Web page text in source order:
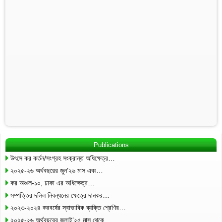
Publications
উৎসে কর কর্তন/সংগ্রহ সংক্রান্ত অধিক্ষেত্র…
২০২৫-২৬ অর্থবছরের জুন’২৬ মাস এবং…
কর অঞ্চল-১০, ঢাকা এর অধিক্ষেত্র…
সম্পত্তির দলিল নিবন্ধনের ক্ষেত্রে দানকর…
২০২৩-২০২৪ করবর্ষের স্বাভাবিক ব্যক্তি শ্রেণির…
২০২৫-২৬ অর্থবছরের জুলাই’২৫ মাস থেকে…